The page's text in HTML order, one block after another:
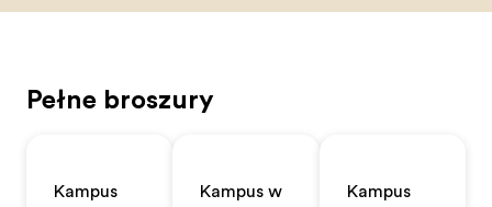
Pełne broszury
Kampus
Kampus w
Kampus